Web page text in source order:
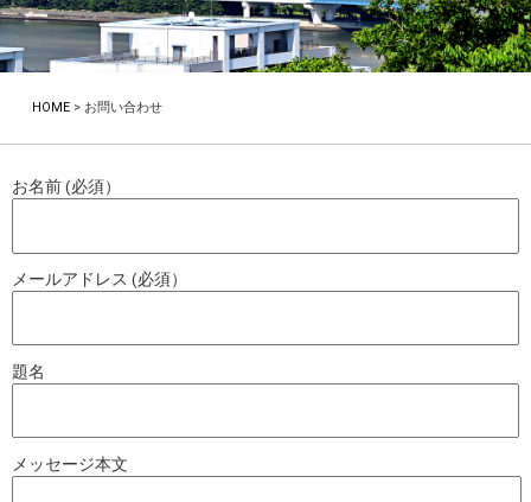
HOME > お問い合わせ
お名前 (必須）
メールアドレス (必須）
題名
メッセージ本文